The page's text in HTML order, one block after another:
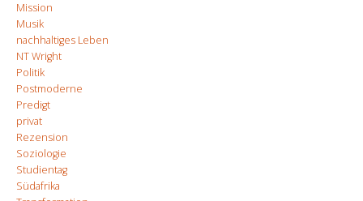
Mission
Musik
nachhaltiges Leben
NT Wright
Politik
Postmoderne
Predigt
privat
Rezension
Soziologie
Studientag
Südafrika